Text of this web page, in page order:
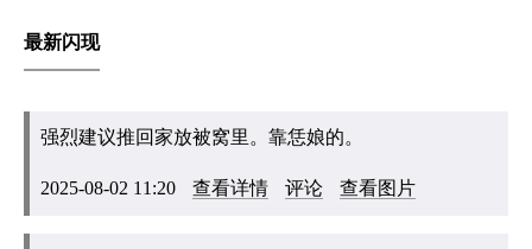
最新闪现
强烈建议推回家放被窝里。靠恁娘的。
2025-08-02 11:20 查看详情 评论 查看图片